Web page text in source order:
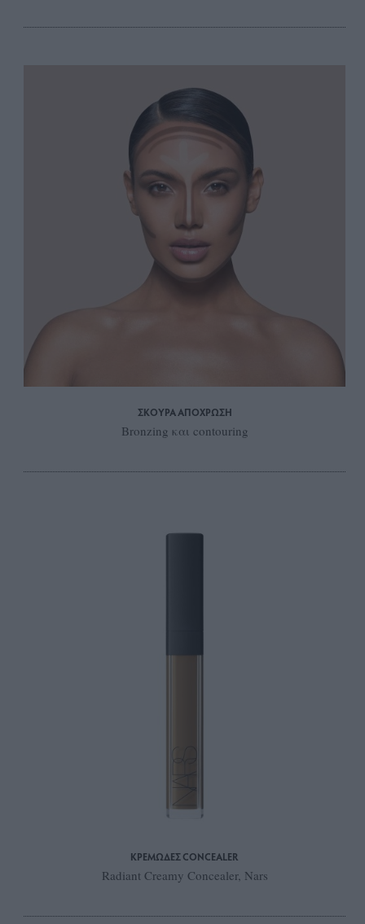
ΣΚΟΥΡΑ ΑΠΟΧΡΩΣΗ
Bronzing και contouring
ΚΡΕΜΩΔΕΣ CONCEALER
Radiant Creamy Concealer, Nars